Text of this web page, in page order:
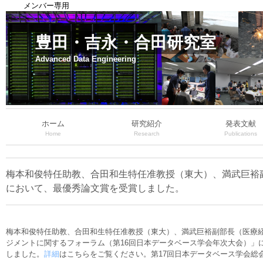
メンバー専用
豊田・吉永・合田研究室
Advanced Data Engineering
ホーム
Home
研究紹介
Research
発表文献
Publications
梅本和俊特任助教、合田和生特任准教授（東大）、満武巨
において、最優秀論文賞を受賞しました。
梅本和俊特任助教、合田和生特任准教授（東大）、満武巨裕副部長（医
ジメントに関するフォーラム（第16回日本データベース学会年次大会）
しました。 詳細はこちらをご覧ください。第17回日本データベース学会